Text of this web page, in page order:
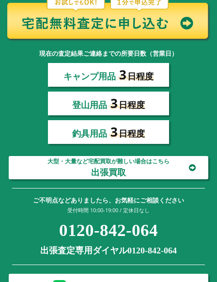
現在の査定結果ご連絡までの所要日数（営業日）
キャンプ用品 3日程度
登山用品 3日程度
釣具用品 3日程度
大型・大量など宅配買取が難しい場合はこちら
出張買取
ご不明点などありましたら、お気軽にご相談ください
受付時間 10:00-19:00 / 定休日なし
0120-842-064
出張査定専用ダイヤル0120-842-064